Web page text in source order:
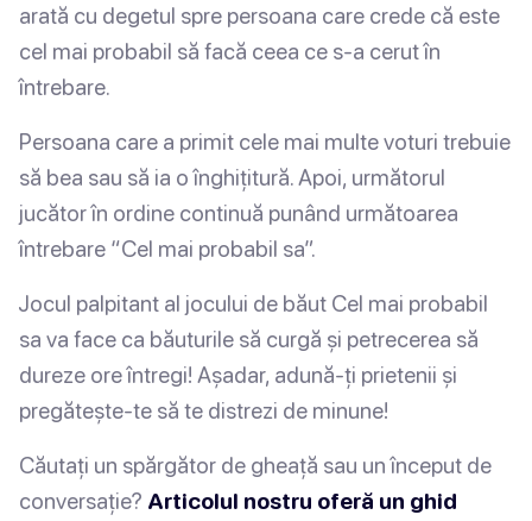
arată cu degetul spre persoana care crede că este
cel mai probabil să facă ceea ce s-a cerut în
întrebare.
Persoana care a primit cele mai multe voturi trebuie
să bea sau să ia o înghițitură. Apoi, următorul
jucător în ordine continuă punând următoarea
întrebare “Cel mai probabil sa”.
Jocul palpitant al jocului de băut Cel mai probabil
sa va face ca băuturile să curgă și petrecerea să
dureze ore întregi! Așadar, adună-ți prietenii și
pregătește-te să te distrezi de minune!
Căutați un spărgător de gheață sau un început de
conversație? Articolul nostru oferă un ghid